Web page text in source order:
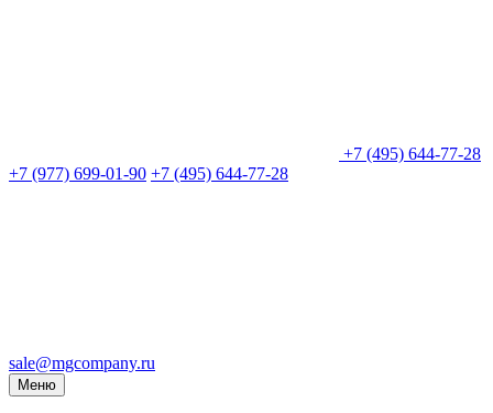
+7 (495) 644-77-28
+7 (977) 699-01-90 +7 (495) 644-77-28
sale@mgcompany.ru
Меню